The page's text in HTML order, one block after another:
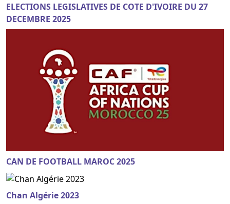
ELECTIONS LEGISLATIVES DE COTE D'IVOIRE DU 27
DECEMBRE 2025
CAN DE FOOTBALL MAROC 2025
Chan Algérie 2023